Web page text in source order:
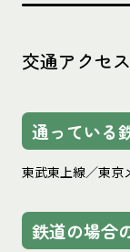
交通アクセス
通っている
東武東上線／東京
鉄道の場合